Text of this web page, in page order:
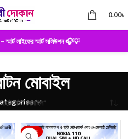
0.00৳
স্মার্ট লাইফের স্মার্ট সলিউশন 🎧💡
মোবাইল
বাটন মোবাইল”
-28%